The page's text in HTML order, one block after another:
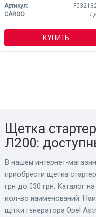
Артикул:
CARGO
КУПИТЬ
Щетка
Л200:
В нашем интернет-
приобрести щетка
грн до 330 грн. Каталог
кол-во наименований.
щітки генератора Opel